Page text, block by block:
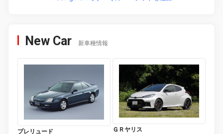
New Car 新車種情報
プレリュード ＧＲヤリス